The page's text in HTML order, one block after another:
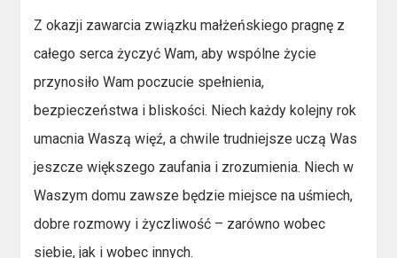
Z okazji zawarcia związku małżeńskiego pragnę z
całego serca życzyć Wam, aby wspólne życie
przynosiło Wam poczucie spełnienia,
bezpieczeństwa i bliskości. Niech każdy kolejny rok
umacnia Waszą więź, a chwile trudniejsze uczą Was
jeszcze większego zaufania i zrozumienia. Niech w
Waszym domu zawsze będzie miejsce na uśmiech,
dobre rozmowy i życzliwość – zarówno wobec
siebie, jak i wobec innych.